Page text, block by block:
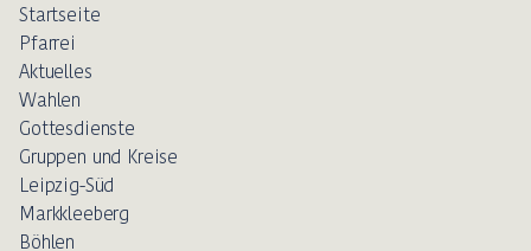
Startseite
Pfarrei
Aktuelles
Wahlen
Gottesdienste
Gruppen und Kreise
Leipzig-Süd
Markkleeberg
Böhlen